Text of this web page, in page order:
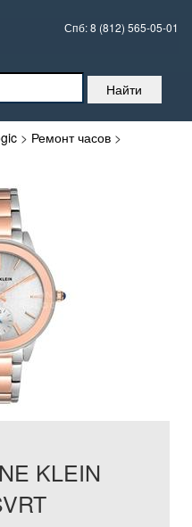
Спб:8 (812) 565-05-01
> Ремонт часов >
KLEIN